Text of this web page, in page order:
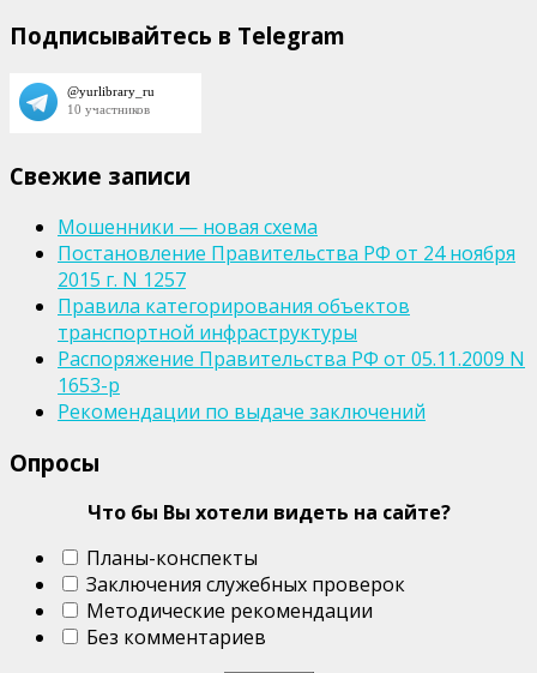
Подписывайтесь в Telegram
Свежие записи
Мошенники — новая схема
Постановление Правительства РФ от 24 ноября
2015 г. N 1257
Правила категорирования объектов
транспортной инфраструктуры
Распоряжение Правительства РФ от 05.11.2009 N
1653-р
Рекомендации по выдаче заключений
Опросы
Что бы Вы хотели видеть на сайте?
Планы-конспекты
Заключения служебных проверок
Методические рекомендации
Без комментариев